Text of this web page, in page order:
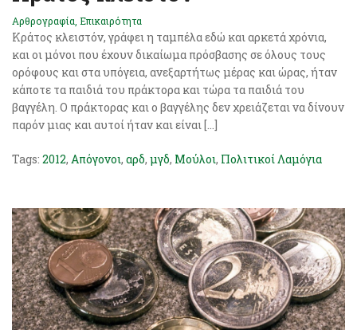
Αρθρογραφία, Επικαιρότητα
Κράτος κλειστόν, γράφει η ταμπέλα εδώ και αρκετά χρόνια,
και οι μόνοι που έχουν δικαίωμα πρόσβασης σε όλους τους
ορόφους και στα υπόγεια, ανεξαρτήτως μέρας και ώρας, ήταν
κάποτε τα παιδιά του πράκτορα και τώρα τα παιδιά του
βαγγέλη. Ο πράκτορας και ο βαγγέλης δεν χρειάζεται να δίνουν
παρόν μιας και αυτοί ήταν και είναι […]
Tags: 2012, Απόγονοι, αρδ, μγδ, Μούλοι, Πολιτικοί Λαμόγια